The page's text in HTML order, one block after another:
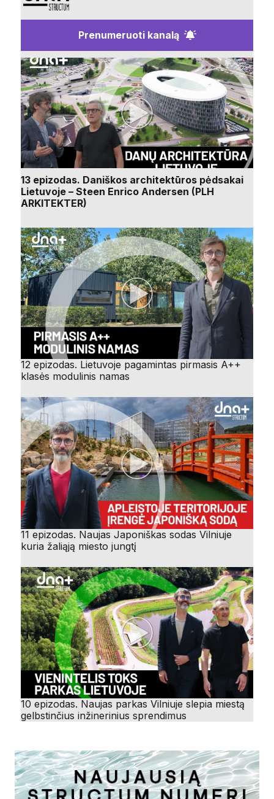
Prenumeruoti kanalą
13 epizodas. Daniškos architektūros pėdsakai
Lietuvoje – Steen Enrico Andersen (PLH
ARKITEKTER)
12 epizodas. Lietuvoje pagamintas pirmasis A++
klasės modulinis namas
11 epizodas. Naujas Japoniškas sodas Vilniuje
kuria žaliąją miesto jungtį
10 epizodas. Naujas parkas Vilniuje slepia miestą
gelbstinčius inžinerinius sprendimus